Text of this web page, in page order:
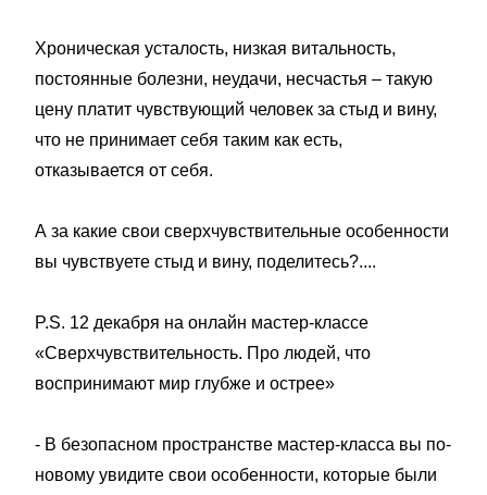
Хроническая усталость, низкая витальность,
постоянные болезни, неудачи, несчастья – такую
цену платит чувствующий человек за стыд и вину,
что не принимает себя таким как есть,
отказывается от себя.
А за какие свои сверхчувствительные особенности
вы чувствуете стыд и вину, поделитесь?....
P.S. 12 декабря на онлайн мастер-классе
«Сверхчувствительность. Про людей, что
воспринимают мир глубже и острее»
- В безопасном пространстве мастер-класса вы по-
новому увидите свои особенности, которые были